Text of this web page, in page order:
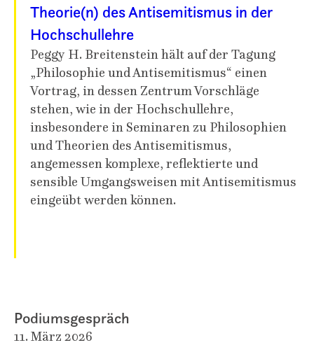
Theorie(n) des Antisemitismus in der
Hochschullehre
Peggy H. Breitenstein hält auf der Tagung
„Philosophie und Antisemitismus“ einen
Vortrag, in dessen Zentrum Vorschläge
stehen, wie in der Hochschullehre,
insbesondere in Seminaren zu Philosophien
und Theorien des Antisemitismus,
angemessen komplexe, reflektierte und
sensible Umgangsweisen mit Antisemitismus
eingeübt werden können.
Podiumsgespräch
11. März 2026